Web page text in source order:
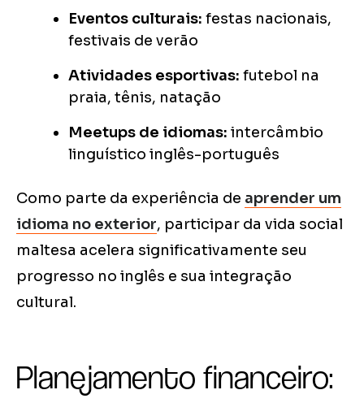
Eventos culturais: festas nacionais,
festivais de verão
Atividades esportivas: futebol na
praia, tênis, natação
Meetups de idiomas: intercâmbio
linguístico inglês-português
Como parte da experiência de aprender um
idioma no exterior, participar da vida social
maltesa acelera significativamente seu
progresso no inglês e sua integração
cultural.
Planejamento financeiro: